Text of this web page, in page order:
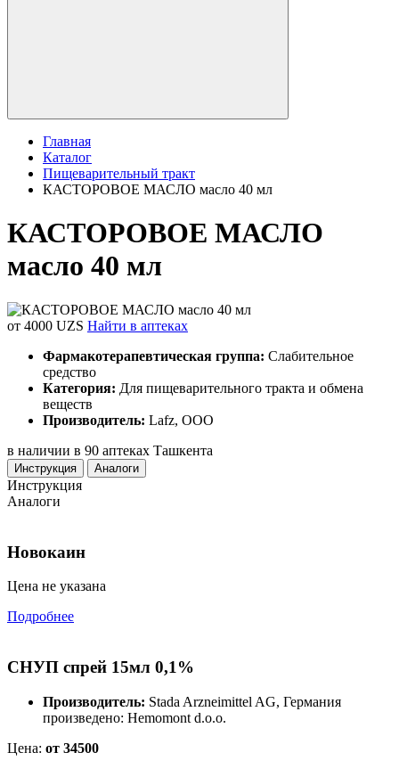
Главная
Каталог
Пищеварительный тракт
КАСТОРОВОЕ МАСЛО масло 40 мл
КАСТОРОВОЕ МАСЛО
масло 40 мл
от 4000 UZS Найти в аптеках
Фармакотерапевтическая группа: Слабительное
средство
Категория: Для пищеварительного тракта и обмена
веществ
Производитель: Lafz, ООО
в наличии в 90 аптеках Ташкента
Инструкция Аналоги
Инструкция
Аналоги
Новокаин
Цена не указана
Подробнее
СНУП спрей 15мл 0,1%
Производитель: Stada Arzneimittel AG, Германия
произведено: Hemomont d.o.o.
Цена: от 34500